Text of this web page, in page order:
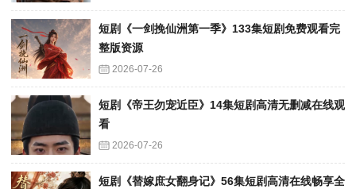
短剧《一剑挽仙洲第一季》133集短剧免费观看完
整版资源
2026-07-26
短剧《帝王勿宠近臣》14集短剧高清无删减在线观
看
2026-07-26
短剧《替嫁庶女翻身记》56集短剧高清在线畅享全